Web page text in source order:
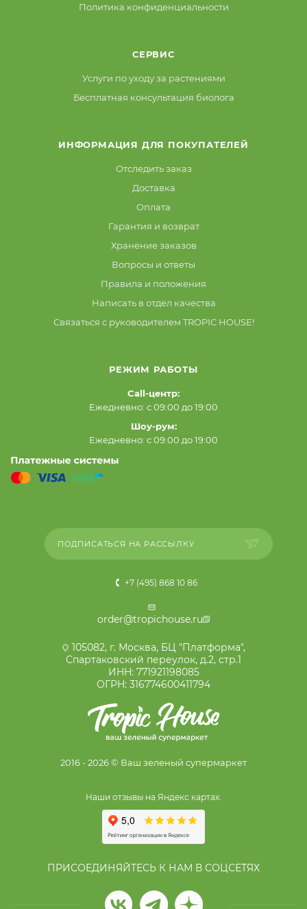
Политика конфиденциальности
СЕРВИС
Услуги по уходу за растениями
Бесплатная консультация биолога
ИНФОРМАЦИЯ ДЛЯ ПОКУПАТЕЛЕЙ
Отследить заказ
Доставка
Оплата
Гарантия и возврат
Хранение заказов
Вопросы и ответы
Правила и положения
Написать в отдел качества
Связаться с руководителем TROPIC HOUSE!
РЕЖИМ РАБОТЫ
Call-центр:
Ежедневно: с 09:00 до 19:00
Шоу-рум:
Ежедневно: с 09:00 до 19:00
ПОДПИСАТЬСЯ НА РАССЫЛКУ
+7 (495) 868 10 86
order@tropichouse.ru
105082, г. Москва, БЦ "Платформа",
Спартаковский переулок, д.2, стр.1
ИНН: 771921198085
ОГРН: 316774600411794
2016 - 2026 © Ваш зеленый супермаркет
Наши отзывы на Яндекс картах:
ПРИСОЕДИНЯЙТЕСЬ К НАМ В СОЦСЕТЯХ